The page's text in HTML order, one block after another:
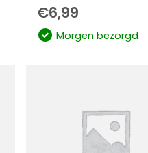
€6,99
Morgen bezorgd